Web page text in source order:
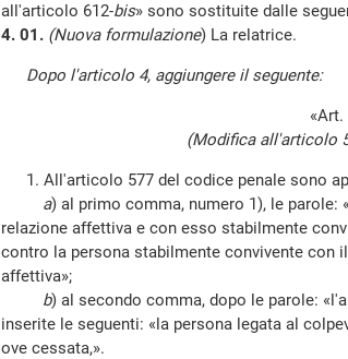
all'articolo 612-bis» sono sostituite dalle
4. 01. (Nuova formulazione) La relatrice.
Dopo l'articolo 4, aggiungere il seguente:
«Art.
(Modifica all'articolo
1. All'articolo 577 del codice penale sono
a) al primo comma, numero 1), le
relazione affettiva e con esso stabilmente
contro la persona stabilmente convivente con
affettiva»;
b) al secondo comma, dopo le parole:
inserite le seguenti: «la persona legata al
ove cessata,».